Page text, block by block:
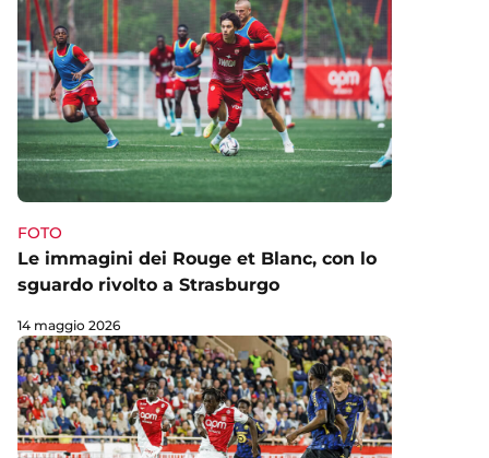
FOTO
Le immagini dei Rouge et Blanc, con lo
sguardo rivolto a Strasburgo
14 maggio 2026